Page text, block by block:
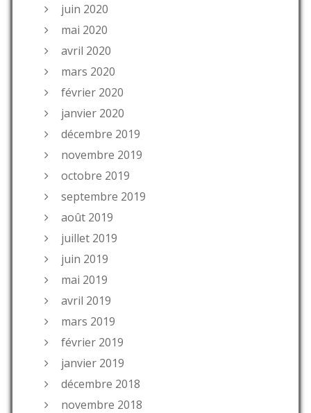
juin 2020
mai 2020
avril 2020
mars 2020
février 2020
janvier 2020
décembre 2019
novembre 2019
octobre 2019
septembre 2019
août 2019
juillet 2019
juin 2019
mai 2019
avril 2019
mars 2019
février 2019
janvier 2019
décembre 2018
novembre 2018